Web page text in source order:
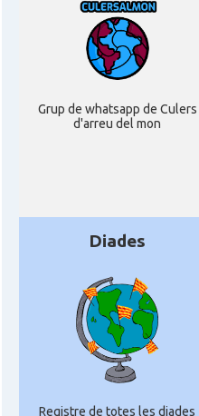
Grup de whatsapp de Culers
d'arreu del mon
Diades
Registre de totes les diades